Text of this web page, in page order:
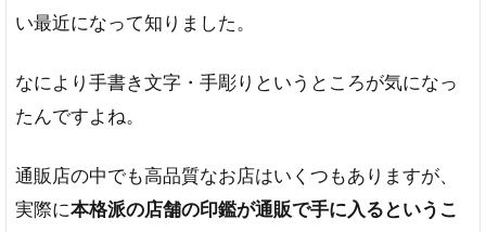
い最近になって知りました。
なにより手書き文字・手彫りというところが気になっ
たんですよね。
通販店の中でも高品質なお店はいくつもありますが、
実際に本格派の店舗の印鑑が通販で手に入るというこ